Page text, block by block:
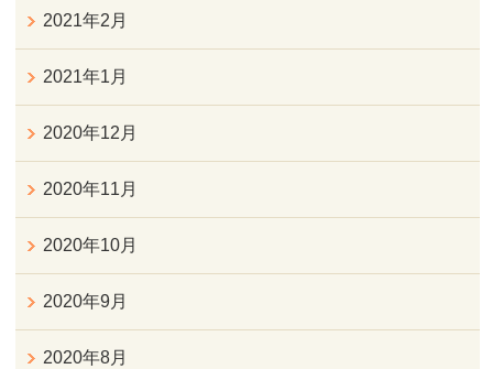
2021年2月
2021年1月
2020年12月
2020年11月
2020年10月
2020年9月
2020年8月